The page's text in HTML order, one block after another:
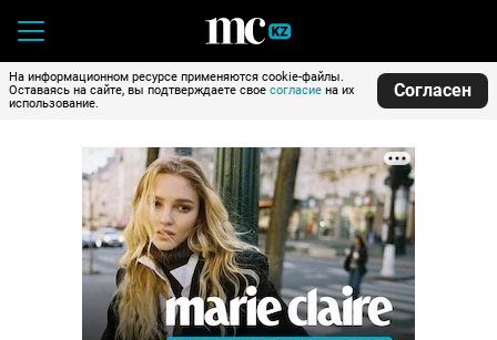
На информационном ресурсе применяются cookie-файлы.
Оставаясь на сайте, вы подтверждаете свое согласие на их
использование.
Согласен